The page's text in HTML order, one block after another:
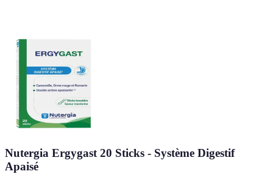
Nutergia Ergygast 20 Sticks - Système Digestif
Apaisé